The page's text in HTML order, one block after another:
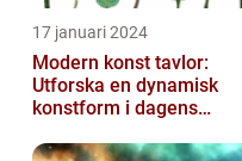
17 januari 2024
Modern konst tavlor:
Utforska en dynamisk
konstform i dagens